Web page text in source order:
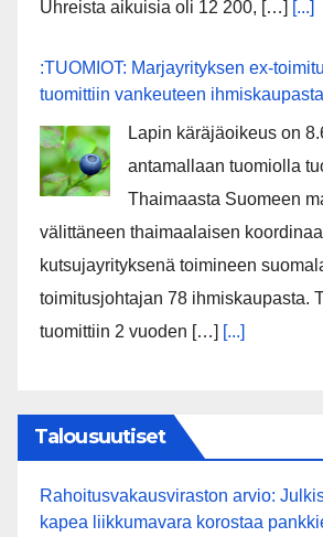
Uhreista aikuisia oli 12 200, […] [...]
:TUOMIOT: Marjayrityksen ex-
tuomittiin vankeuteen ihmiskaupasta
Lapin käräjäoikeus on
antamallaan tuomiolla
Thaimaasta Suomeen
välittäneen thaimaalaisen
kutsujayrityksenä toimineen
toimitusjohtajan 78 ihmiskaupasta.
tuomittiin 2 vuoden […] [...]
Talousuutiset
Rahoitusvakausviraston arvio:
kapea liikkumavara korostaa